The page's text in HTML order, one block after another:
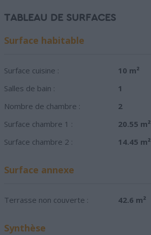
TABLEAU DE SURFACES
Surface habitable
Surface cuisine :
10 m²
Salles de bain :
1
Nombre de chambre :
2
Surface chambre 1 :
20.55 m²
Surface chambre 2 :
14.45 m²
Surface annexe
Terrasse non couverte : 42.6 m²
Synthèse